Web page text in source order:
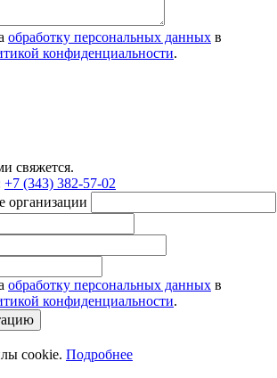
обработку персональных данных в
конфиденциальности.
свяжется.
+7 (343) 382-57-02
организации
обработку персональных данных в
конфиденциальности.
cookie. Подробнее